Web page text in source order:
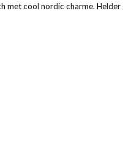
met cool nordic charme.